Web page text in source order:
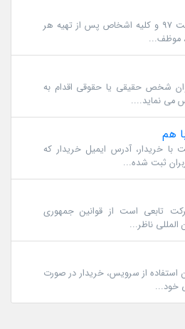
کلیه کاربران سرویسهای هاست 97 و کلیه اشخاص پس از تهیه هر
شخص حقیقی یا حقوقی اقدام به
می نماید....
هم
با خریدار، آدرس ایمیل خریدار که
ثبت شده...
تابعی است از قوانین جمهوری
المللی ناظر...
استفاده از سرویس، خریدار در صورت
خود...